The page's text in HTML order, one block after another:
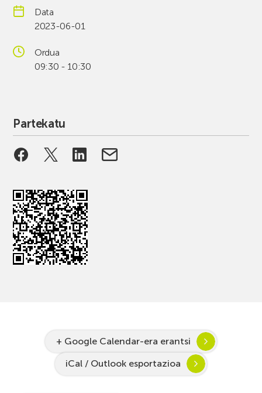
Data
2023-06-01
Ordua
09:30 - 10:30
Partekatu
+ Google Calendar-era erantsi
iCal / Outlook esportazioa